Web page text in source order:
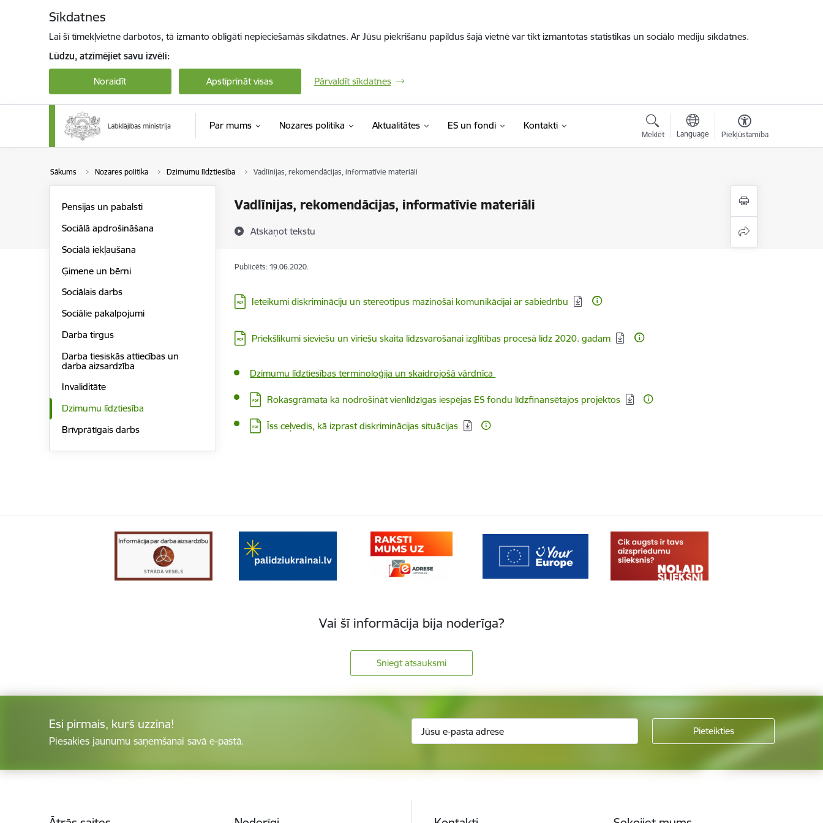
Sīkdatnes
Lai šī tīmekļvietne darbotos, tā izmanto obligāti nepieciešamās sīkdatnes. Ar Jūsu piekrišanu papildus šajā vietnē var tikt izmantotas statistikas un sociālo mediju sīkdatnes.
Lūdzu, atzīmējiet savu izvēli:
Noraidīt Apstiprināt visas Pārvaldīt sīkdatnes
Par mums Nozares politika Aktualitātes ES un fondi Kontakti
Meklēt Language Piekļūstamība
Sākums Nozares politika Dzimumu līdztiesība Vadlīnijas, rekomendācijas, informatīvie materiāli
Vadlīnijas, rekomendācijas, informatīvie materiāli
Atskaņot tekstu
Pensijas un pabalsti
Sociālā apdrošināšana
Sociālā iekļaušana
Ģimene un bērni
Sociālais darbs
Sociālie pakalpojumi
Darba tirgus
Darba tiesiskās attiecības un
darba aizsardzība
Invaliditāte
Dzimumu līdztiesība
Brīvprātīgais darbs
Publicēts: 19.06.2020.
Lejupielādēt:
Ieteikumi diskrimināciju un stereotipus mazinošai komunikācijai ar sabiedrību
Lejupielādēt:
Priekšlikumi sieviešu un vīriešu skaita līdzsvarošanai izglītības procesā līdz 2020. gadam
Dzimumu līdztiesības terminoloģija un skaidrojošā vārdnīca
Lejupielādēt:
Rokasgrāmata kā nodrošināt vienlīdzīgas iespējas ES fondu līdzfinansētajos projektos
Lejupielādēt:
Īss ceļvedis, kā izprast diskriminācijas situācijas
Vai šī informācija bija noderīga?
Sniegt atsauksmi
Esi pirmais, kurš uzzina!
Piesakies jaunumu saņemšanai savā e-pastā.